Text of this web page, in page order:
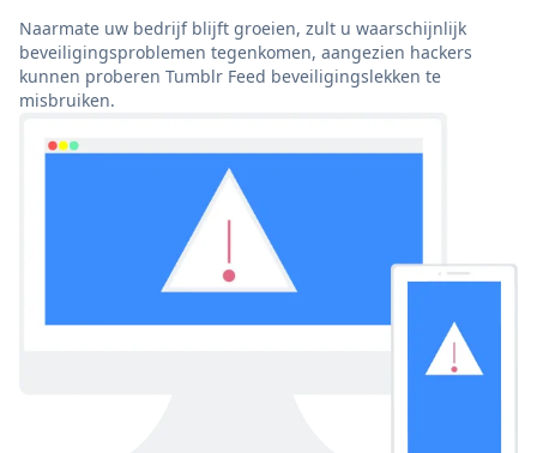
Naarmate uw bedrijf blijft groeien, zult u waarschijnlijk
beveiligingsproblemen tegenkomen, aangezien hackers
kunnen proberen Tumblr Feed beveiligingslekken te
misbruiken.